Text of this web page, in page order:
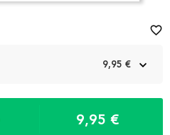
9,95 €
9,95 €
favorite_border